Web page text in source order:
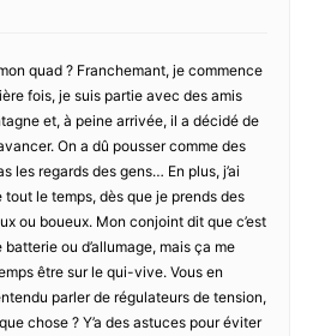
quad ? Franchemant, je commence
fois, je suis partie avec des amis
et, à peine arrivée, il a décidé de
On a dû pousser comme des
les regards des gens… En plus, j’ai
tout le temps, dès que je prends des
ou boueux. Mon conjoint dit que c’est
ou d’allumage, mais ça me
être sur le qui-vive. Vous en
parler de régulateurs de tension,
chose ? Y’a des astuces pour éviter